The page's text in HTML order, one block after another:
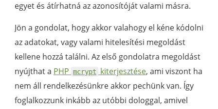
egyet és átírhatná az azonosítóját valami másra.
Jön a gondolat, hogy akkor valahogy el kéne kódolni
az adatokat, vagy valami hitelesítési megoldást
kellene hozzá találni. Az első gondolatra megoldást
nyújthat a PHP mcrypt kiterjesztése, ami viszont ha
nem áll rendelkezésünkre akkor pechünk van. Így
foglalkozzunk inkább az utóbbi dologgal, amivel